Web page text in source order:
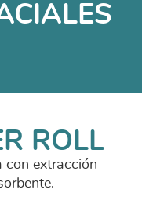
ROLL
con extracción